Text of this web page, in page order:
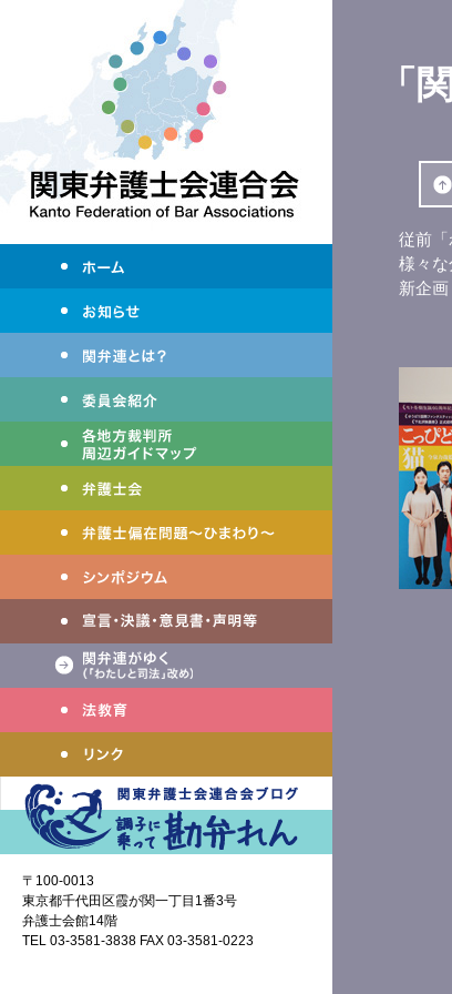
〒100-0013
東京都千代田区霞が関一丁目1番3号
弁護士会館14階
TEL 03-3581-3838 FAX 03-3581-0223
「
従前「
様々
新企